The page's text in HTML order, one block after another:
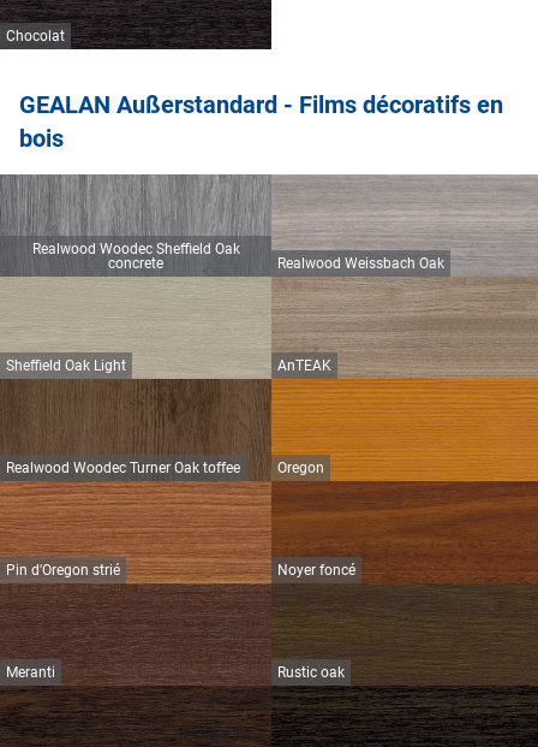
Chocolat
GEALAN Außerstandard - Films décoratifs en
bois
Realwood Woodec Sheffield Oak
concrete
Realwood Weissbach Oak
Sheffield Oak Light AnTEAK
Realwood Woodec Turner Oak toffee Oregon
Pin d'Oregon strié Noyer foncé
Meranti Rustic oak